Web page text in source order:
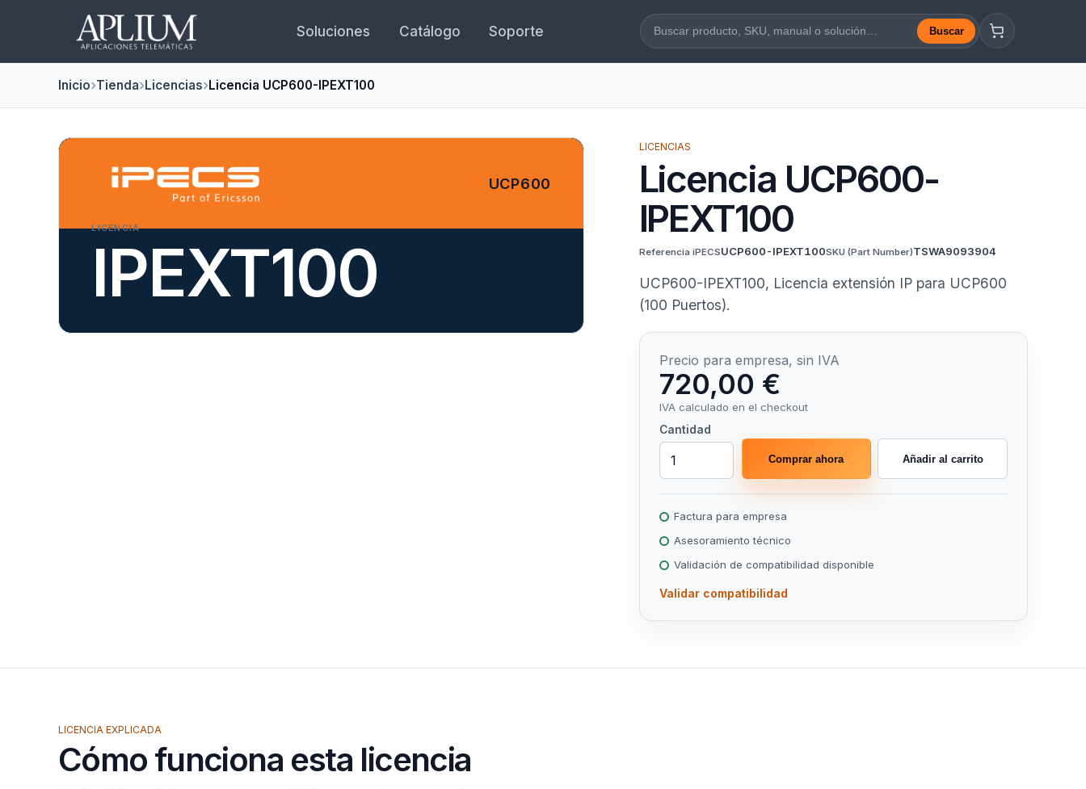
Soluciones Catálogo Soporte Buscar en la web Buscar
Inicio Tienda Licencias Licencia UCP600-IPEXT100
UCP600
LICENCIA
IPEXT100
LICENCIAS
Licencia UCP600-
IPEXT100
Referencia iPECSUCP600-IPEXT100SKU (Part Number)TSWA9093904
UCP600-IPEXT100, Licencia extensión IP para UCP600
(100 Puertos).
Precio para empresa, sin IVA
720,00 €
IVA calculado en el checkout
Cantidad
Comprar ahora Añadir al carrito
Factura para empresa
Asesoramiento técnico
Validación de compatibilidad disponible
Validar compatibilidad
LICENCIA EXPLICADA
Cómo funciona esta licencia